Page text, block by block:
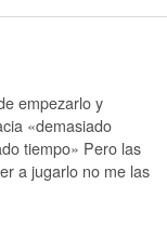
empezarlo y
«demasiado
tiempo» Pero las
a jugarlo no me las